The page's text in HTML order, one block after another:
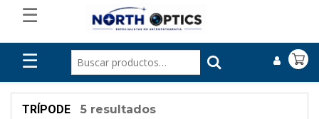
☰
☰
TRÍPODE 5 resultados